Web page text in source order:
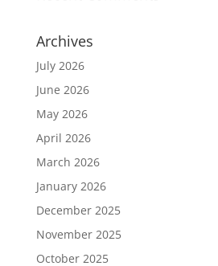
Archives
July 2026
June 2026
May 2026
April 2026
March 2026
January 2026
December 2025
November 2025
October 2025